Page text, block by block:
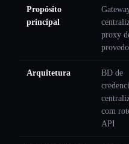
Propósito
principal
proxy
Arquitetura
BD de
com
API